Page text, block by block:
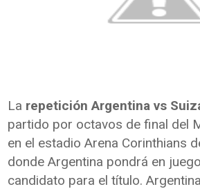
La repetición Argentina vs
partido por octavos de final del
en el estadio Arena Corinthians
donde Argentina pondrá en
candidato para el título.